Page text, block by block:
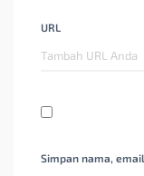
URL
Simpan nama,